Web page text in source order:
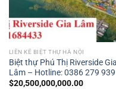
LIỀN KỀ BIỆT THỰ HÀ NỘI
Biệt thự Phú Thị Riverside Gia
Lâm – Hotline: 0386 279 939
$20,500,000,000.00